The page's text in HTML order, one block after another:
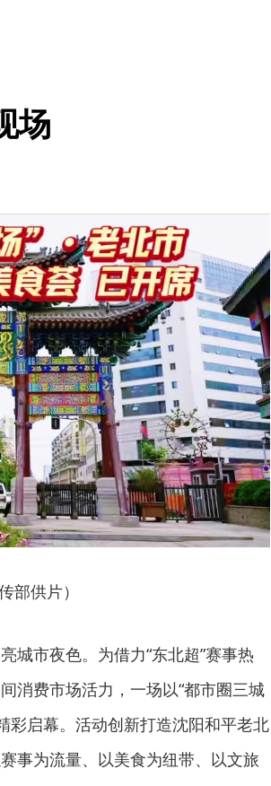
场
部供片）
城市夜色。为借力“东北超”赛事热
消费市场活力，一场以“都市圈三城
彩启幕。活动创新打造沈阳和平老北
事为流量、以美食为纽带、以文旅